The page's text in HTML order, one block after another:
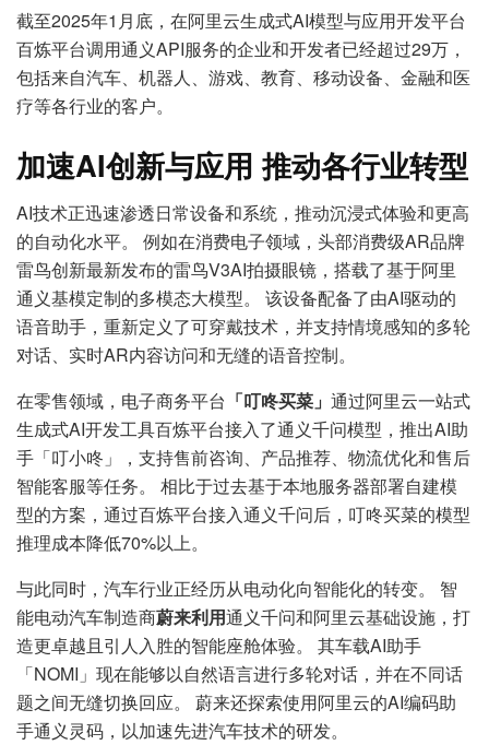
截至2025年1月底，在阿里云生成式AI模型与应用开发平台
百炼平台调用通义API服务的企业和开发者已经超过29万，
包括来自汽车、机器人、游戏、教育、移动设备、金融和医
疗等各行业的客户。
加速AI创新与应用 推动各行业转型
AI技术正迅速渗透日常设备和系统，推动沉浸式体验和更高
的自动化水平。 例如在消费电子领域，头部消费级AR品牌
雷鸟创新最新发布的雷鸟V3AI拍摄眼镜，搭载了基于阿里
通义基模定制的多模态大模型。 该设备配备了由AI驱动的
语音助手，重新定义了可穿戴技术，并支持情境感知的多轮
对话、实时AR内容访问和无缝的语音控制。
在零售领域，电子商务平台 「叮咚买菜」 通过阿里云一站式
生成式AI开发工具百炼平台接入了通义千问模型，推出AI助
手「叮小咚」，支持售前咨询、产品推荐、物流优化和售后
智能客服等任务。 相比于过去基于本地服务器部署自建模
型的方案，通过百炼平台接入通义千问后，叮咚买菜的模型
推理成本降低70%以上。
与此同时，汽车行业正经历从电动化向智能化的转变。 智
能电动汽车制造商蔚来利用通义千问和阿里云基础设施，打
造更卓越且引人入胜的智能座舱体验。 其车载AI助手
「NOMI」现在能够以自然语言进行多轮对话，并在不同话
题之间无缝切换回应。 蔚来还探索使用阿里云的AI编码助
手通义灵码，以加速先进汽车技术的研发。